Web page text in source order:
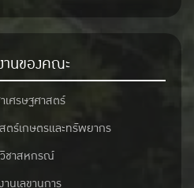
านของคณะ
เศรษฐศาสตร์
ตร์เกษตรและทรัพยากร
ชาสหกรณ์
นเลขานุการ